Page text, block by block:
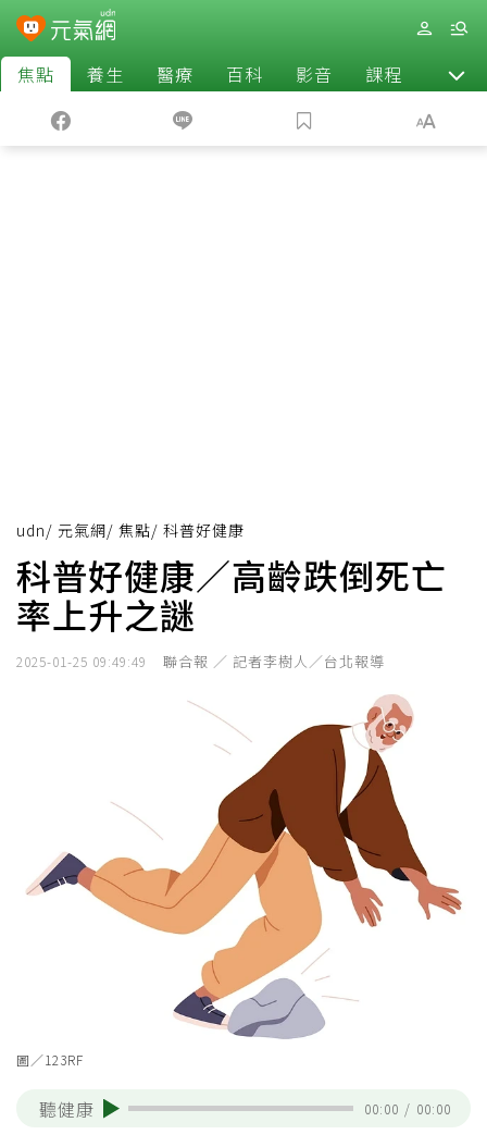
焦點 養生 醫療 百科 影音 課程 退休
udn/ 元氣網/ 焦點/ 科普好健康
科普好健康／高齡跌倒死亡
率上升之謎
2025-01-25 09:49:49 聯合報 ／ 記者李樹人／台北報導
圖／123RF
聽健康 00:00 / 00:00